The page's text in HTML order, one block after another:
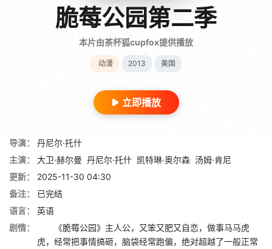
脆莓公园第二季
本片由茶杯狐cupfox提供播放
动漫 2013 美国
立即播放
导演：
丹尼尔·托什
主演：
大卫·赫尔曼 丹尼尔·托什 凯特琳·奥尔森 汤姆·肯尼
更新：
2025-11-30 04:30
备注：
已完结
语言：
英语
剧情：
《脆莓公园》主人公，又笨又肥又自恋，做事马马虎
虎，经常把事情搞砸，脑袋经常跑偏，绝对超越了一般正常